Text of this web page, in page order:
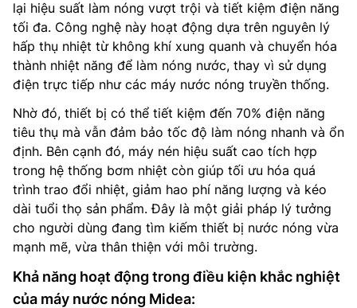
lại hiệu suất làm nóng vượt trội và tiết kiệm điện năng
tối đa. Công nghệ này hoạt động dựa trên nguyên lý
hấp thụ nhiệt từ không khí xung quanh và chuyển hóa
thành nhiệt năng để làm nóng nước, thay vì sử dụng
điện trực tiếp như các máy nước nóng truyền thống.
Nhờ đó, thiết bị có thể tiết kiệm đến 70% điện năng
tiêu thụ mà vẫn đảm bảo tốc độ làm nóng nhanh và ổn
định. Bên cạnh đó, máy nén hiệu suất cao tích hợp
trong hệ thống bơm nhiệt còn giúp tối ưu hóa quá
trình trao đổi nhiệt, giảm hao phí năng lượng và kéo
dài tuổi thọ sản phẩm. Đây là một giải pháp lý tưởng
cho người dùng đang tìm kiếm thiết bị nước nóng vừa
mạnh mẽ, vừa thân thiện với môi trường.
Khả năng hoạt động trong điều kiện khắc nghiệt
của máy nước nóng Midea: